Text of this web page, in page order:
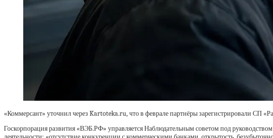
«Коммерсант» уточнил через Kartoteka.ru, что в феврале партнёры зарегистрировали СП
Госкорпорация развития «ВЭБ.РФ» управляется Наблюдательным советом под